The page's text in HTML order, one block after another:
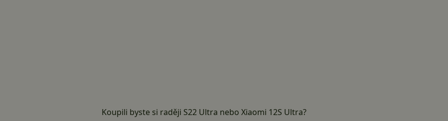
Koupili byste si raději S22 Ultra nebo Xiaomi 12S Ultra?